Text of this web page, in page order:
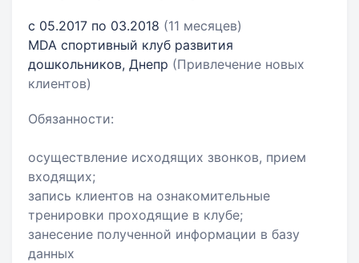
с 05.2017 по 03.2018 (11 месяцев)
MDA спортивный клуб развития
дошкольников, Днепр (Привлечение новых
клиентов)
Обязанности:
осуществление исходящих звонков, прием
входящих;
запись клиентов на ознакомительные
тренировки проходящие в клубе;
занесение полученной информации в базу
данных